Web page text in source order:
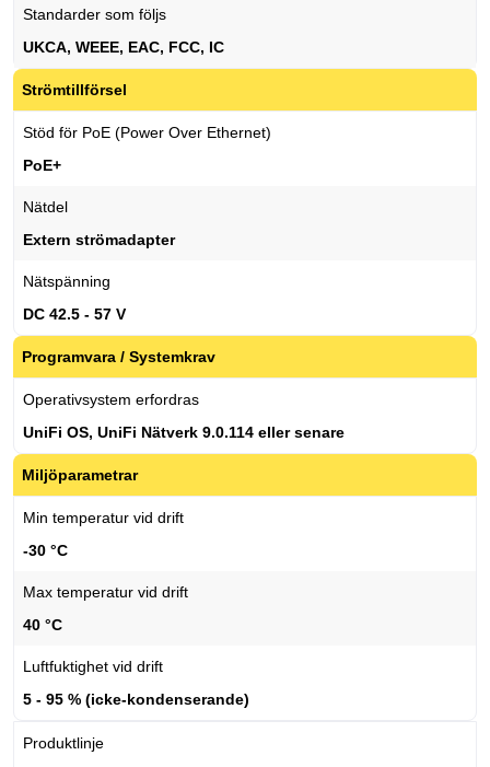
Standarder som följs
UKCA, WEEE, EAC, FCC, IC
Strömtillförsel
Stöd för PoE (Power Over Ethernet)
PoE+
Nätdel
Extern strömadapter
Nätspänning
DC 42.5 - 57 V
Programvara / Systemkrav
Operativsystem erfordras
UniFi OS, UniFi Nätverk 9.0.114 eller senare
Miljöparametrar
Min temperatur vid drift
-30 °C
Max temperatur vid drift
40 °C
Luftfuktighet vid drift
5 - 95 % (icke-kondenserande)
Produktlinje